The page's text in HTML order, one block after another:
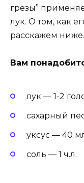
грезы”
лук. О том, как
расскажем ниже.
Вам
лук — 1-2
сахарный
уксус — 40
соль — 1 ч.л.